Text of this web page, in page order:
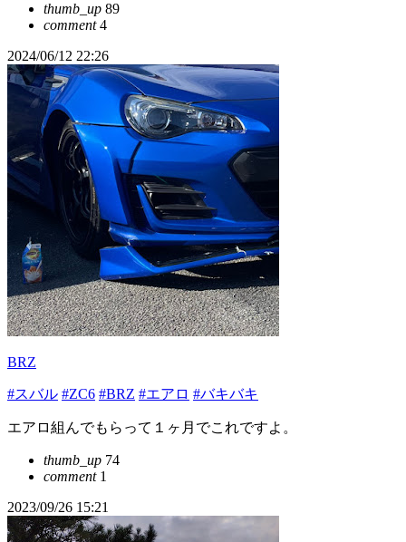
thumb_up 89
comment4
2024/06/12 22:26
BRZ
#スバル #ZC6 #BRZ #エアロ #バキバキ
エアロ組んでもらって１ヶ月でこれですよ。
thumb_up 74
comment1
2023/09/26 15:21